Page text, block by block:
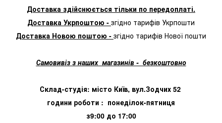
Доставка здійснюється тільки по передоплаті.
Доставка Укрпоштою - згідно тарифів Укрпошти
Доставка Новою поштою - згідно тарифів Нової пошти
Самовивіз з наших магазинів - безкоштовно
Склад-студія: місто Київ, вул.Зодчих 52
години роботи : понеділок-пятниця
з9:00 до 17:00